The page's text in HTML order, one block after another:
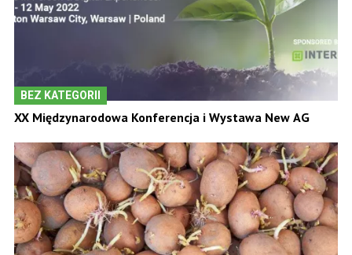
BEZ KATEGORII
XX Międzynarodowa Konferencja i Wystawa New AG